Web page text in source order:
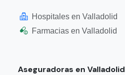
Hospitales en Valladolid
Farmacias en Valladolid
Aseguradoras en Valladolid